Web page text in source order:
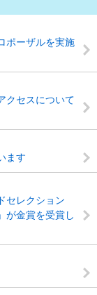
ポーザルを実施
クセスについて
ます
セレクション
が金賞を受賞し